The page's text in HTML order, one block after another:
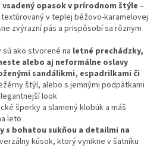
vsadený opasok v prírodnom štýle –
v teplej béžovo-karamelovej
zvýrazní pás a prispôsobí sa rôznym
ako stvorené na letné prechádzky,
alebo aj neformálne oslavy
sandálikmi, espadrilkami či
štýl, alebo s jemnými podpätkami
look
šperky a slamený klobúk a máš
leto
s bohatou sukňou a detailmi na
kúsok, ktorý vynikne v šatníku